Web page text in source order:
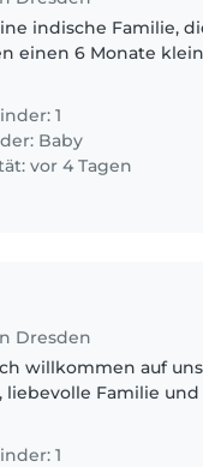
einen 6 Monate
für die..
1
Baby
vor 4 Tagen
Dresden
willkommen auf
Familie und
1